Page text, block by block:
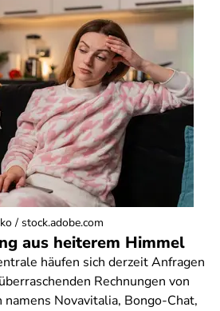
aus heiterem Himmel
häufen sich derzeit Anfragen
Rechnungen von
Novavitalia, Bongo-Chat,
/ stock.adobe.com